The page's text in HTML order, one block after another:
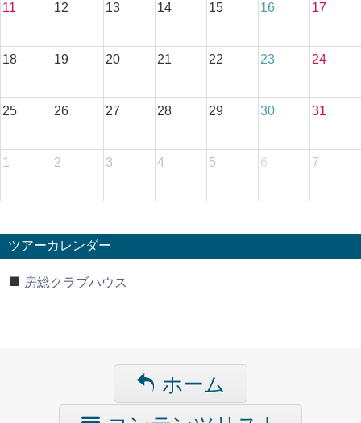
11 12 13 14 15 16 17
18 19 20 21 22 23 24
25 26 27 28 29 30 31
1 2 3 4 5 6 7
ツアーカレンダー
房総クラブハウス
ホーム